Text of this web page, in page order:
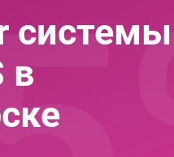
системы
в